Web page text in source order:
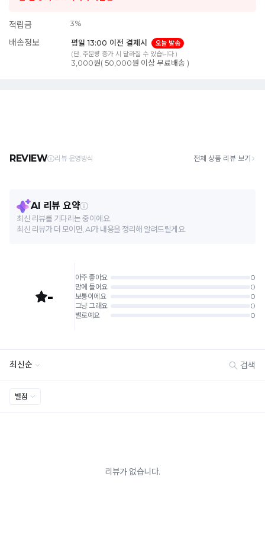
적립금 3%
배송정보 평일 13:00 이전 결제시
오늘 발송
(단, 주문량 증가 시 달라질 수 있습니다.)
3,000원( 50,000원 이상 무료배송 )